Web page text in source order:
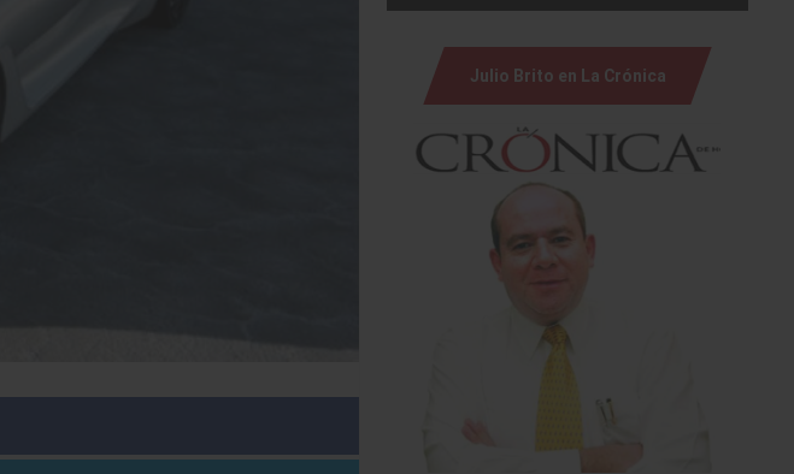
Julio Brito en La Crónica